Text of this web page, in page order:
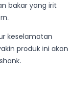
bakar yang irit
keselamatan
produk ini akan